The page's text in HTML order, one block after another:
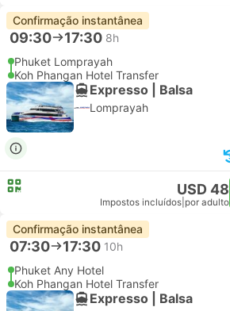
Confirmação instantânea
09:30 17:30 8h
Phuket Lomprayah
Koh Phangan Hotel Transfer
Expresso | Balsa
Lomprayah
USD 48
Impostos incluídos por adulto
Confirmação instantânea
07:30 17:30 10h
Phuket Any Hotel
Koh Phangan Hotel Transfer
Expresso | Balsa